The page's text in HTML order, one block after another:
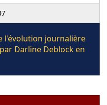
l'évolution journalière
Darline Deblock en